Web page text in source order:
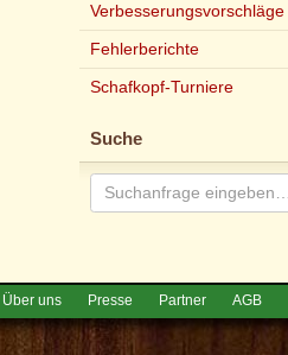
Verbesserungsvorschläge
Fehlerberichte
Schafkopf-Turniere
Suche
Über uns Presse Partner AGB